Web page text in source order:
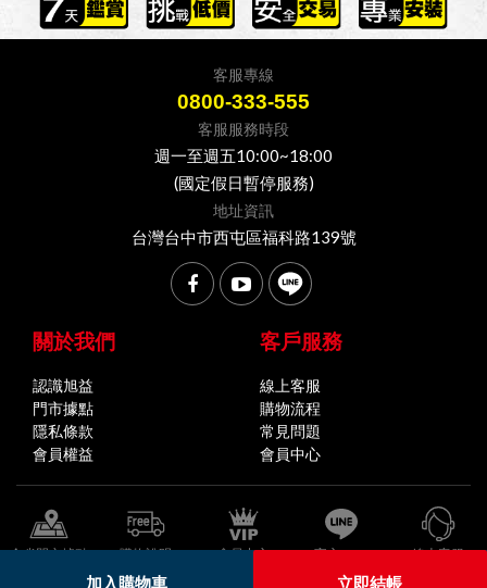
加入購物車 立即結帳
客服專線
0800-333-555
客服服務時段
週一至週五10:00~18:00
(國定假日暫停服務)
地址資訊
台灣台中市西屯區福科路139號
關於我們
認識旭益
門市據點
隱私條款
會員權益
客戶服務
線上客服
購物流程
常見問題
會員中心
全省門市據點 購物說明 會員中心 官方LINE 線上客服